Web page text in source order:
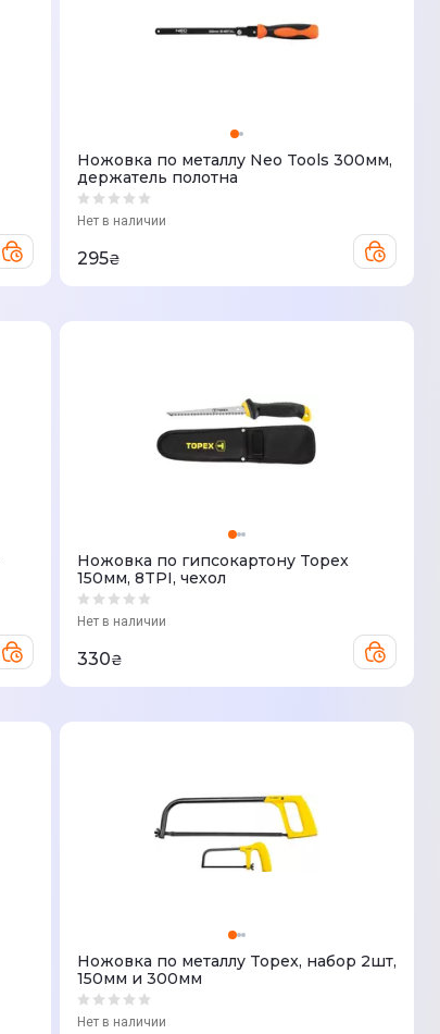
Ножовка по металлу Neo Tools 300мм,
держатель полотна
Нет в наличии
295₴
Ножовка по гипсокартону Topex
150мм, 8TPI, чехол
Нет в наличии
330₴
Ножовка по металлу Topex, набор 2шт,
150мм и 300мм
Нет в наличии